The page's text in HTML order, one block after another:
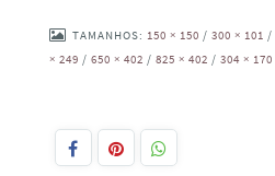
TAMANHOS: 150 × 150 / 300 × 101 /
× 249 / 650 × 402 / 825 × 402 / 304 × 170